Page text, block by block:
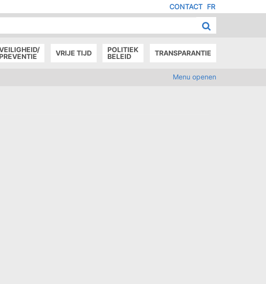
FR
MENU
DE
PAGE
CONTACT
PREVENTIE
VRIJE TIJD
POLITIEK
BELEID
TRANSPARANTIE
Menu openen